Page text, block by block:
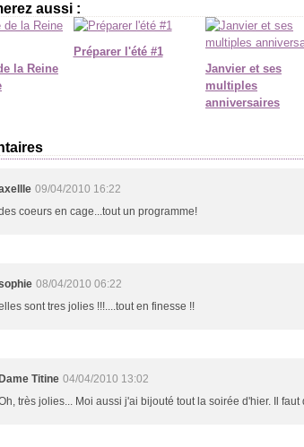
aussi :
la Reine
Préparer l'été #1
Janvier et ses
multiples
anniversaires
09/04/2010 16:22
coeurs en cage...tout un programme!
08/04/2010 06:22
sont tres jolies !!!....tout en finesse !!
Dame Titine 04/04/2010 13:02
très jolies... Moi aussi j'ai bijouté tout la soirée d'hier. Il faut